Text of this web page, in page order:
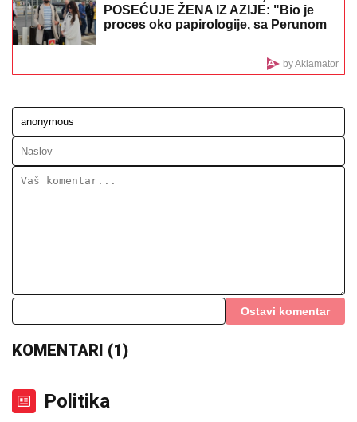
SRBIN UHAPŠEN U CRNOJ GORIJurcao auto-putem
više od 170 kilometara na sat
Jovana Jeremić PREKINULA
ĆUTANJE, šalje poruku bivšem i
"Devojka je radnica u njegovoj firmi,
ujedinile snage – dogovorena zajednička akcija za
Jerusalim